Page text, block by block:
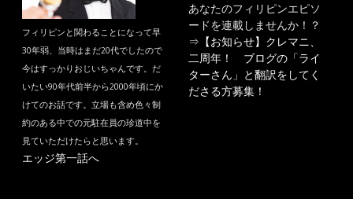
フィリピンと関わることになって早
30年弱、当時はまだ20代でしたので
今はすっかりおじいちゃんです。だ
いたい90年代前半から2000年頃にか
けてのお話です。立場も含め色々制
約のある中での元駐在員の珍道中を
見ていただけたらと思います。
エッジ第一話へ
あなたのフィリピンエピソ
ードを連載しませんか！？
⇒ 【お知らせ】クレマニ、
二周年！ ブログの「ライ
ターさん」と翻訳をしてく
ださる方募集！